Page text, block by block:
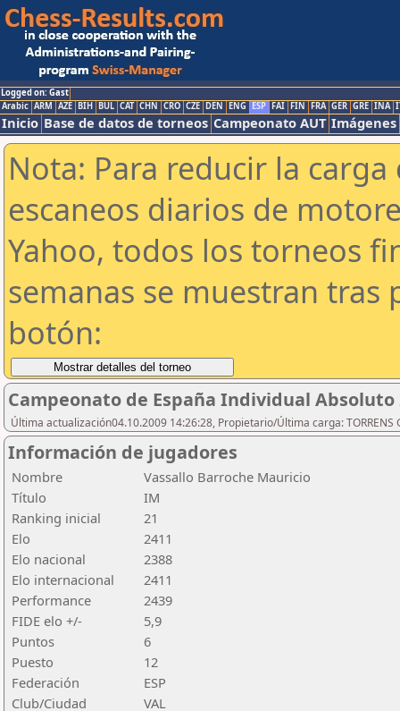
Logged on: Gast
Arabic ARM AZE BIH BUL CAT CHN CRO CZE DEN ENG ESP FAI FIN FRA GER GRE INA
Inicio Base de datos de torneos Campeonato AUT Imágenes
Nota: Para reducir la
escaneos diarios de
Yahoo, todos los torneos
semanas se muestran tras
botón:
Campeonato de España Individual Absoluto
Última actualización04.10.2009 14:26:28, Propietario/Última carga: TORRENS
Información de jugadores
Nombre
Vassallo Barroche Mauricio
Título
IM
Ranking inicial
21
Elo
2411
Elo nacional
2388
Elo internacional
2411
Performance
2439
FIDE elo +/-
5,9
Puntos
6
Puesto
12
Federación
ESP
Club/Ciudad
VAL